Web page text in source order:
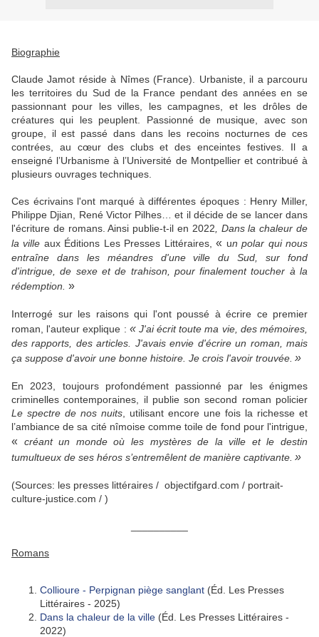
Biographie
Claude Jamot réside à Nîmes (France). Urbaniste, il a parcouru
les territoires du Sud de la France pendant des années en se
passionnant pour les villes, les campagnes, et les drôles de
créatures qui les peuplent. Passionné de musique, avec son
groupe, il est passé dans dans les recoins nocturnes de ces
contrées, au cœur des clubs et des enceintes festives. Il a
enseigné l’Urbanisme à l’Université de Montpellier et contribué à
plusieurs ouvrages techniques.
Ces écrivains l'ont marqué à différentes époques : Henry Miller,
Philippe Djian, René Victor Pilhes… et il décide de se lancer dans
l'écriture de romans. Ainsi publie-t-il en 2022
Dans la chaleur de
la ville aux Éditions Les Presses Littéraires,« un polar qui nous
entraîne dans les méandres d'une ville du Sud, sur fond
d'intrigue, de sexe et de trahison, pour finalement toucher à la
rédemption. »
Interrogé sur les raisons qui l'ont poussé à écrire ce premier
roman, l'auteur explique : «J'ai écrit toute ma vie, des mémoires,
des rapports, des articles. J'avais envie d'écrire un roman, mais
ça suppose d'avoir une bonne histoire. Je crois l'avoir trouvée. »
En 2023, toujours profondément passionné par les énigmes
criminelles contemporaines, il publie son second roman policier
Le spectre de nos nuits , utilisant encore une fois la richesse et
l’ambiance de sa cité nîmoise comme toile de fond pour l'intrigue,
«
créant un monde où les mystères de la ville et le destin
tumultueux de ses héros s’entremêlent de manière captivante. »
(Sources: les presses littéraires / objectifgard.com / portrait-
culture-justice.com / )
Romans
Collioure - Perpignan piège sanglant (Éd. Les Presses
Littéraires - 2025)
Dans la chaleur de la ville (Éd. Les Presses Littéraires -
2022)